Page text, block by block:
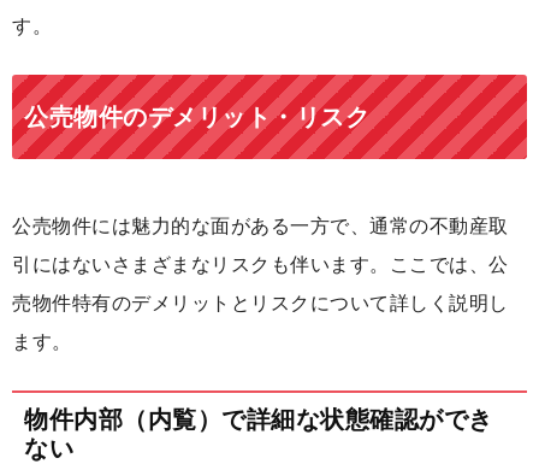
す。
公売物件のデメリット・リスク
公売物件には魅力的な面がある一方で、通常の不動産取
引にはないさまざまなリスクも伴います。ここでは、公
売物件特有のデメリットとリスクについて詳しく説明し
ます。
物件内部（内覧）で詳細な状態確認ができ
ない